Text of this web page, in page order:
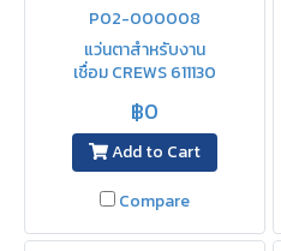
P02-000008
แว่นตาสำหรับงาน
เชื่อม CREWS 611130
฿0
Add to Cart
Compare